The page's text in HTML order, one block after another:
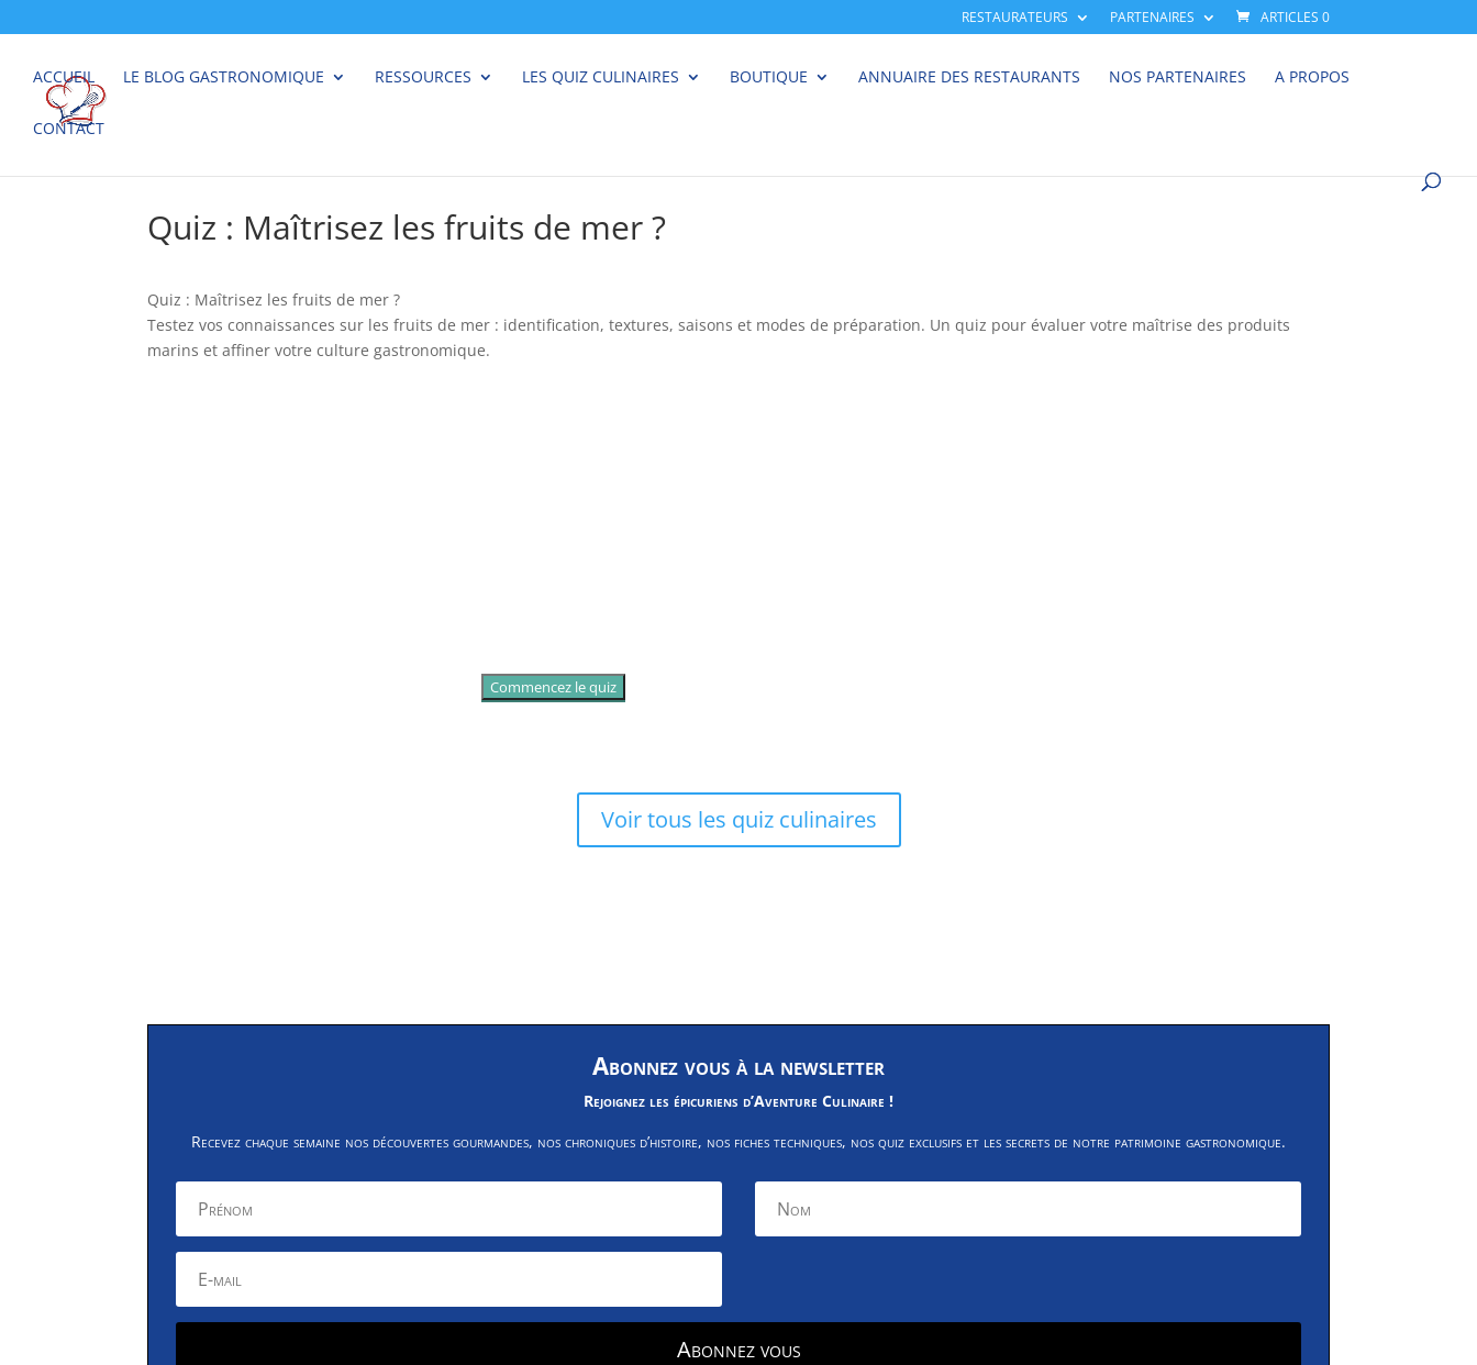
RESTAURATEURS PARTENAIRES ARTICLES 0
ACCUEIL LE BLOG GASTRONOMIQUE RESSOURCES LES QUIZ CULINAIRES BOUTIQUE ANNUAIRE DES RESTAURANTS NOS PARTENAIRES A PROPOS
CONTACT
Quiz : Maîtrisez les fruits de mer ?
Quiz : Maîtrisez les fruits de mer ?
Testez vos connaissances sur les fruits de mer : identification, textures, saisons et modes de préparation. Un quiz pour évaluer votre maîtrise des produits
marins et affiner votre culture gastronomique.
Commencez le quiz
Voir tous les quiz culinaires
Abonnez vous à la newsletter
Rejoignez les épicuriens d’Aventure Culinaire !
Recevez chaque semaine nos découvertes gourmandes, nos chroniques d’histoire, nos fiches techniques, nos quiz exclusifs et les secrets de notre patrimoine gastronomique.
Abonnez vous